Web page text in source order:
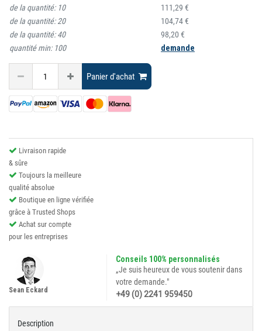
de la quantité: 10
111,29 €
de la quantité:20
104,74 €
de la quantité:40
98,20 €
quantité min: 100 demande
Panier d'achat
Livraison rapide
& sûre
Toujours la meilleure
qualité absolue
Boutique en ligne vérifiée
grâce à Trusted Shops
Achat sur compte
pour les entreprises
Conseils 100% personnalisés
„Je suis heureux de vous soutenir dans
votre demande."
+49 (0) 2241 959450
Sean Eckard
Description